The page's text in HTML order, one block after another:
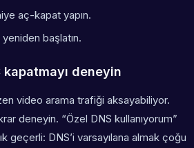
aç-kapat yapın.
başlatın.
kapatmayı deneyin
video arama trafiği aksayabiliyor.
deneyin. “Özel DNS kullanıyorum”
geçerli: DNS’i varsayılana almak çoğu